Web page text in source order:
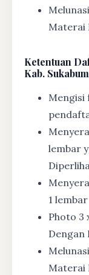
Materai
Ketentuan
Kab.
lembar
1 lembar
Photo 3
Dengan
Materai